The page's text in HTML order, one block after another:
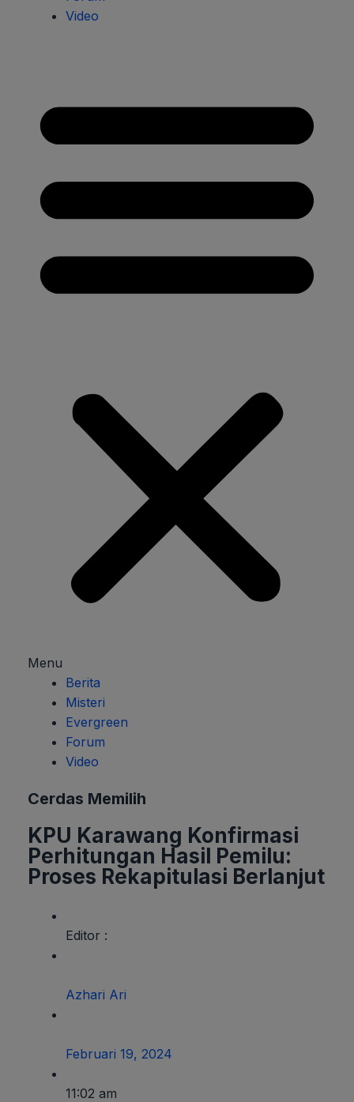
Video
Menu
Berita
Misteri
Evergreen
Forum
Video
Cerdas Memilih
KPU Karawang Konfirmasi
Perhitungan Hasil Pemilu:
Proses Rekapitulasi Berlanjut
Editor :
Azhari Ari
Februari 19, 2024
11:02 am